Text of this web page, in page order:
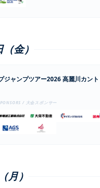
金）
ジャンプツアー2026 高麗川カン
/ 大会スポンサー
月）